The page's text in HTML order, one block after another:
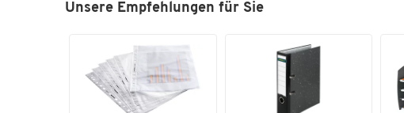
Unsere Empfehlungen für Sie